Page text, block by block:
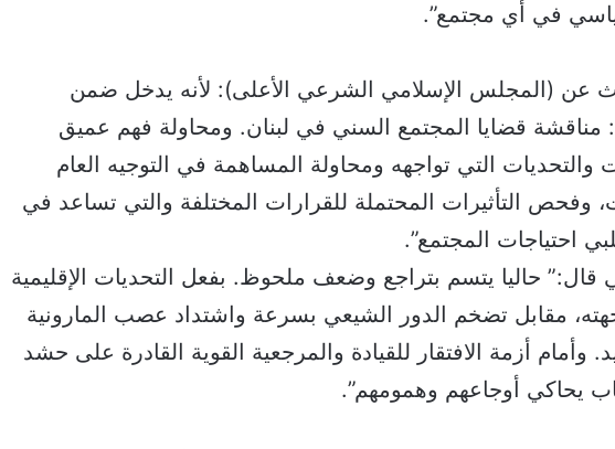
في أي مجتمع”.
عن (المجلس الإسلامي الشرعي الأعلى): لأنه يدخل ضمن
مناقشة قضايا المجتمع السني في لبنان. ومحاولة فهم عميق
والتحديات التي تواجهه ومحاولة المساهمة في التوجيه العام
وفحص التأثيرات المحتملة للقرارات المختلفة والتي تساعد في
احتياجات المجتمع”.
قال:” حاليا يتسم بتراجع وضعف ملحوظ. بفعل التحديات الإقليمية
مقابل تضخم الدور الشيعي بسرعة واشتداد عصب المارونية
وأمام أزمة الافتقار للقيادة والمرجعية القوية القادرة على حشد
يحاكي أوجاعهم وهمومهم”.